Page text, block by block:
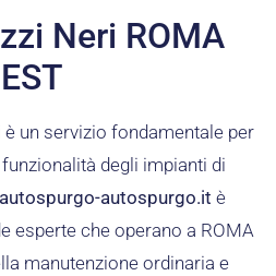
Neri ROMA
EST
un servizio fondamentale per
degli impianti di
autospurgo-autospurgo.it è
esperte che operano a ROMA
manutenzione ordinaria e